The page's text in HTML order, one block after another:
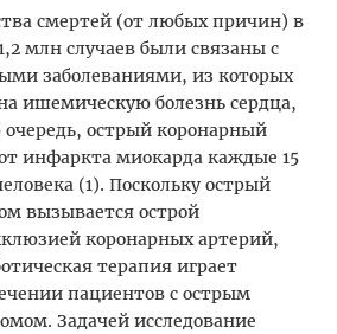
смертей (от любых причин) в
млн случаев были связаны с
заболеваниями, из которых
ишемическую болезнь сердца,
острый коронарный
инфаркта миокарда каждые 15
(1). Поскольку острый
вызывается острой
коронарных артерий,
терапия играет
пациентов с острым
Задачей исследование